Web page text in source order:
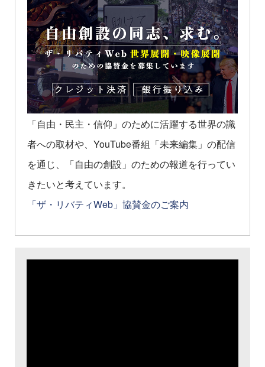
「自由・民主・信仰」のために活躍する世界の識
者への取材や、YouTube番組「未来編集」の配信
を通じ、「自由の創設」のための報道を行ってい
きたいと考えています。
「ザ・リバティWeb」協賛金のご案内